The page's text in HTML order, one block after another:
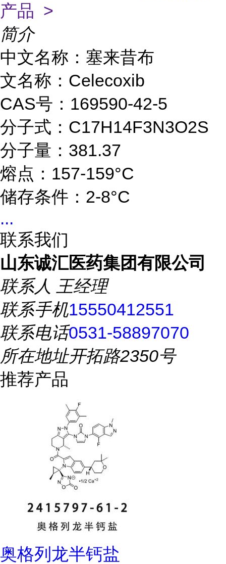
产品 >
简介
中文名称：塞来昔布
文名称：Celecoxib
CAS号：169590-42-5
分子式：C17H14F3N3O2S
分子量：381.37
熔点：157-159°C
储存条件：2-8°C
...
联系我们
山东诚汇医药集团有限公司
联系人 王经理
联系手机15550412551
联系电话0531-58897070
所在地址开拓路2350号
推荐产品
奥格列龙半钙盐